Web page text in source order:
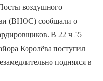
воздушного
(ВНОС) сообщали о
В 22 ч 55
Королёва поступил
поднялся в